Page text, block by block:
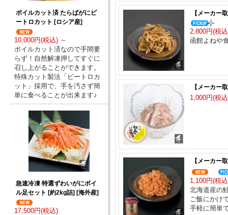
ボイルカット済 たらばがにビ
ートロカット [ロシア産]
10,000円(税込) ～
ボイルカット済なので手間要
らず！自然解凍押してすぐに
召し上がることができます。
特殊カット製法「ビートロカ
ット」採用で、手を汚さず簡
単に食べることが出来ます♪
急速冷凍 特選ずわいがにボイ
ル足セット [約2kg詰] [海外産]
17,500円(税込)
【メーカー
2,800円(税
函館よねや
【メーカー
1,000円(税
【メーカー
1,100円(税
北海道産の
ご飯にかけ
手軽に簡単